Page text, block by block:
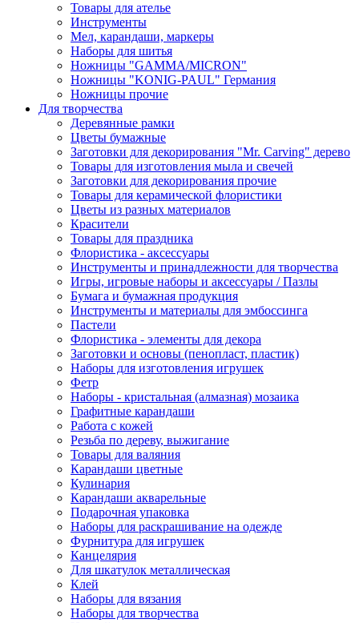
Товары для ателье
Инструменты
Мел, карандаши, маркеры
Наборы для шитья
Ножницы "GAMMA/MICRON"
Ножницы "KONIG-PAUL" Германия
Ножницы прочие
Для творчества
Деревянные рамки
Цветы бумажные
Заготовки для декорирования "Mr. Carving" дерево
Товары для изготовления мыла и свечей
Заготовки для декорирования прочие
Товары для керамической флористики
Цветы из разных материалов
Красители
Товары для праздника
Флористика - аксессуары
Инструменты и принадлежности для творчества
Игры, игровые наборы и аксессуары / Пазлы
Бумага и бумажная продукция
Инструменты и материалы для эмбоссинга
Пастели
Флористика - элементы для декора
Заготовки и основы (пенопласт, пластик)
Наборы для изготовления игрушек
Фетр
Наборы - кристальная (алмазная) мозаика
Графитные карандаши
Работа с кожей
Резьба по дереву, выжигание
Товары для валяния
Карандаши цветные
Кулинария
Карандаши акварельные
Подарочная упаковка
Наборы для раскрашивание на одежде
Фурнитура для игрушек
Канцелярия
Для шкатулок металлическая
Клей
Наборы для вязания
Наборы для творчества